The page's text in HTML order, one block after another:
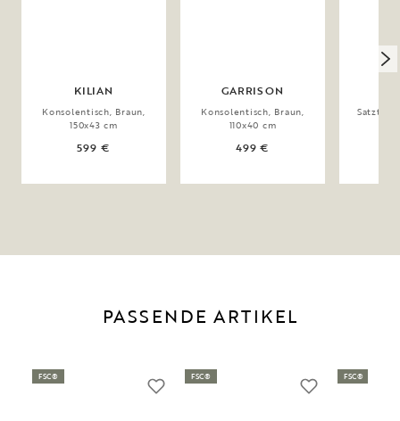
KILIAN
Konsolentisch, Braun,
150x43 cm
599 €
GARRISON
Konsolentisch, Braun,
110x40 cm
499 €
PASSENDE ARTIKEL
FSC® FSC® FSC®